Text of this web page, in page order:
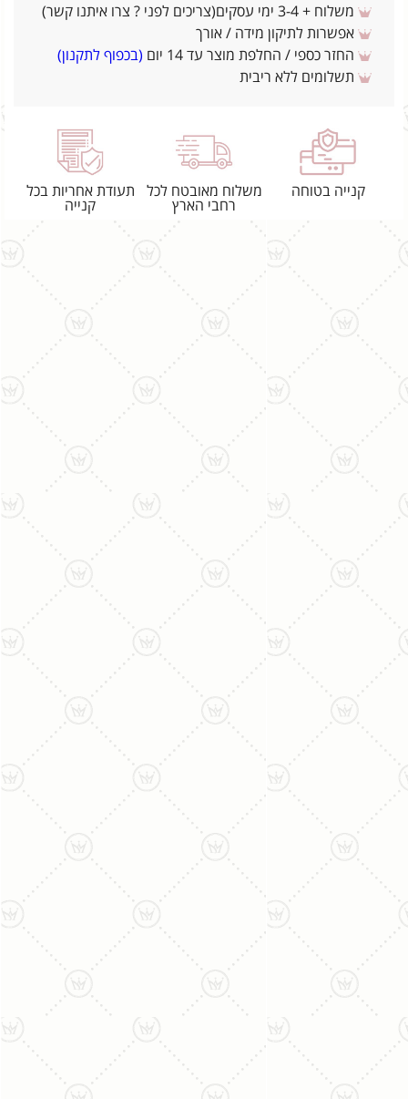
משלוח + 3-4 ימי עסקים(צריכים לפני ? צרו איתנו קשר)
אפשרות לתיקון מידה / אורך
החזר כספי / החלפת מוצר עד 14 יום
(בכפוף לתקנון)
תשלומים ללא ריבית
קנייה בטוחה
משלוח מאובטח לכל
רחבי הארץ
תעודת אחריות בכל
קנייה